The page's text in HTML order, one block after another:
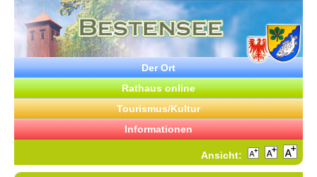
Der Ort
Rathaus online
Tourismus/Kultur
Informationen
Ansicht: